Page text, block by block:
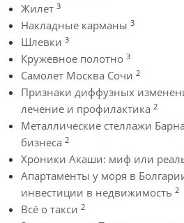
Жилет 3
Накладные карманы 3
Шлевки 3
Кружевное полотно 3
Самолет Москва Сочи 2
Признаки диффузных
лечение и профилактика 2
Металлические стеллажи
бизнеса 2
Хроники Акаши: миф или
Апартаменты у моря в
инвестиции в недвижимость 2
Всё о такси 2